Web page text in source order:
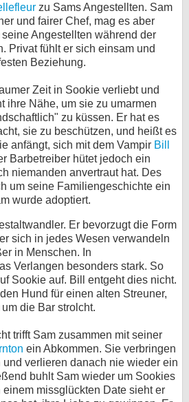
zu Sams Angestellten. Sam
und fairer Chef, mag es aber
Angestellten während der
Privat fühlt er sich einsam und
Beziehung.
Zeit in Sookie verliebt und
ihre Nähe, um sie zu umarmen
zu küssen. Er hat es
sie zu beschützen, und heißt es
anfängt, sich mit dem Vampir Bill
Barbetreiber hütet jedoch ein
niemanden anvertraut hat. Des
um seine Familiengeschichte ein
wurde adoptiert.
Er bevorzugt die Form
sich in jedes Wesen verwandeln
in Menschen. In
Verlangen besonders stark. So
Sookie auf. Bill entgeht dies nicht.
Hund für einen alten Streuner,
die Bar strolcht.
trifft Sam zusammen mit seiner
ein Abkommen. Sie verbringen
verlieren danach nie wieder ein
buhlt Sam wieder um Sookies
missglückten Date sieht er
Datenschutz
Cookie-Einstellungen
Impressum
Desktop-Ansicht
myFanbase